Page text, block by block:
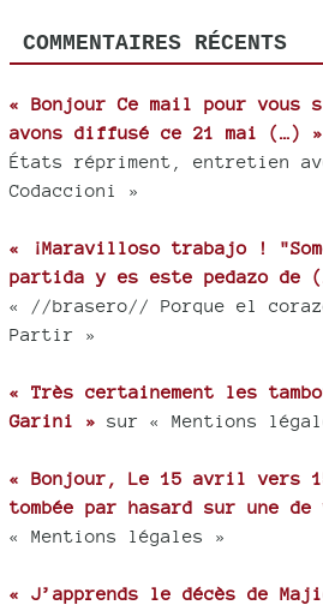
COMMENTAIRES RÉCENTS
« Bonjour Ce mail pour vous
avons diffusé ce 21 mai (…) »
États répriment, entretien
Codaccioni »
« ¡Maravilloso trabajo !
partida y es este pedazo de
« //brasero// Porque el
Partir »
« Très certainement les
Garini » sur « Mentions
« Bonjour, Le 15 avril vers
tombée par hasard sur une
« Mentions légales »
« J’apprends le décès de